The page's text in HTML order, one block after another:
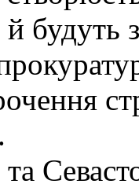
будуть